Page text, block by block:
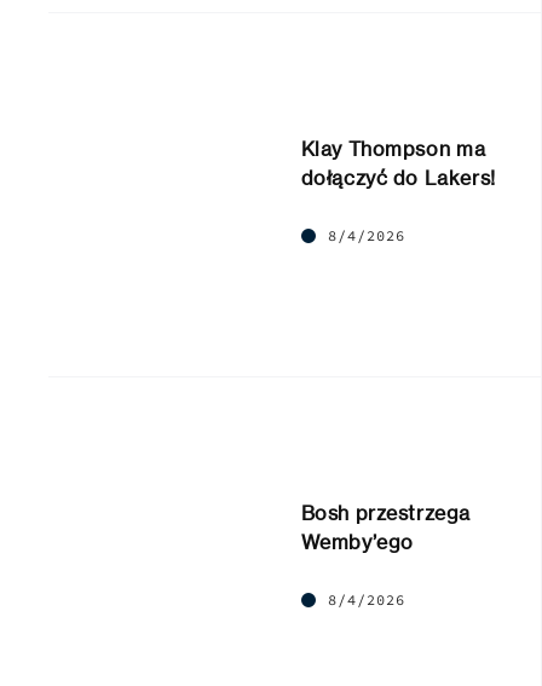
Klay Thompson ma
dołączyć do Lakers!
8/4/2026
Bosh przestrzega
Wemby’ego
8/4/2026